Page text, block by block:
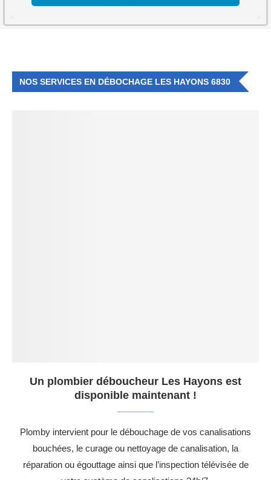
NOS SERVICES EN DÉBOCHAGE LES HAYONS 6830
Un plombier déboucheur Les Hayons est
disponible maintenant !
Plomby intervient pour le débouchage de vos canalisations
bouchées, le curage ou nettoyage de canalisation, la
réparation ou égouttage ainsi que l’inspection télévisée de